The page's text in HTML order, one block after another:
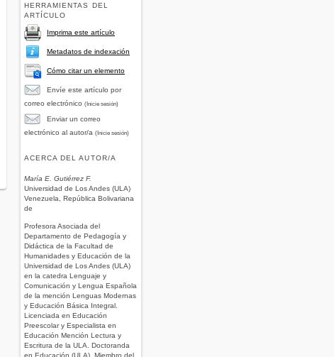
HERRAMIENTAS DEL
ARTÍCULO
Imprima este artículo
Metadatos de indexación
Cómo citar un elemento
Envíe este artículo por
correo electrónico (Inicie sesión)
Enviar un correo
electrónico al autor/a (Inicie sesión)
ACERCA DEL AUTOR/A
María E. Gutiérrez F.
Universidad de Los Andes (ULA)
Venezuela, República Bolivariana
de
Profesora Asociada del
Departamento de Pedagogía y
Didáctica de la Facultad de
Humanidades y Educación de la
Universidad de Los Andes (ULA)
en la catedra Lenguaje y
Comunicación y Lengua Española
de la mención Lenguas Modernas
y Educación Básica Integral.
Licenciada en Educación
Preescolar y Especialista en
Educación Mención Lectura y
Escritura de la ULA. Doctoranda
en Educación (ULA). Miembro del